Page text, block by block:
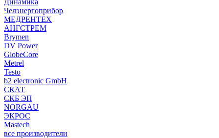
Динамика
Челэнергоприбор
МЕДРЕНТЕХ
АНГСТРЕМ
Brymen
DV Power
GlobeCore
Metrel
Testo
b2 electronic GmbH
СКАТ
СКБ ЭП
NORGAU
ЭКРОС
Mastech
все производители